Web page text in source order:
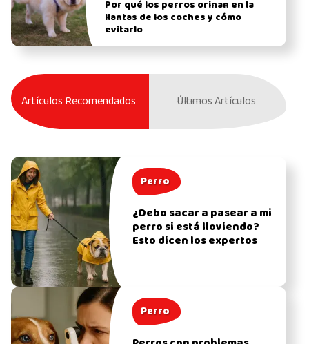
Por qué los perros orinan en la
llantas de los coches y cómo
evitarlo
Artículos Recomendados Últimos Artículos
Perro
¿Debo sacar a pasear a mi
perro si está lloviendo?
Esto dicen los expertos
Perro